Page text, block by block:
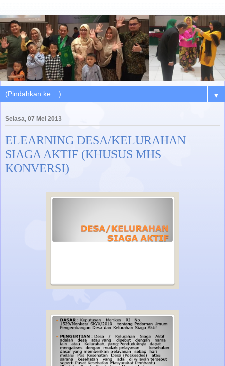
▼
Selasa, 07 Mei 2013
ELEARNING DESA/KELURAHAN
SIAGA AKTIF (KHUSUS MHS
KONVERSI)